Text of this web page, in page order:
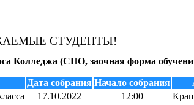
СТУДЕНТЫ!
Колледжа (СПО, заочная форма
Дата собрания Начало собрания
17.10.2022 12:00